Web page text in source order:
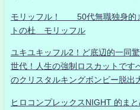
モリッフル！ 50代無職独身的
トの杜 モリッフル
ユキユキッフル2！ど底辺的一同
世代！人生の強制ロスカットです
のクリスタルキングボンビー脱出
ヒロコンプレックスNIGHT 的ま